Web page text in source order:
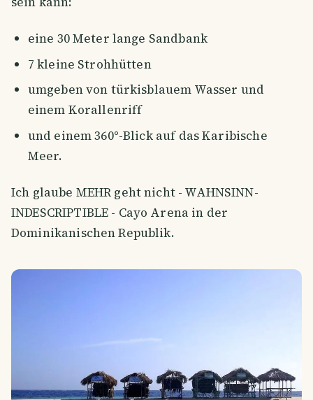
eine 30 Meter lange Sandbank
7 kleine Strohhütten
umgeben von türkisblauem Wasser und
einem Korallenriff
und einem 360°-Blick auf das Karibische
Meer.
Ich glaube MEHR geht nicht - WAHNSINN-
INDESCRIPTIBLE - Cayo Arena in der
Dominikanischen Republik.